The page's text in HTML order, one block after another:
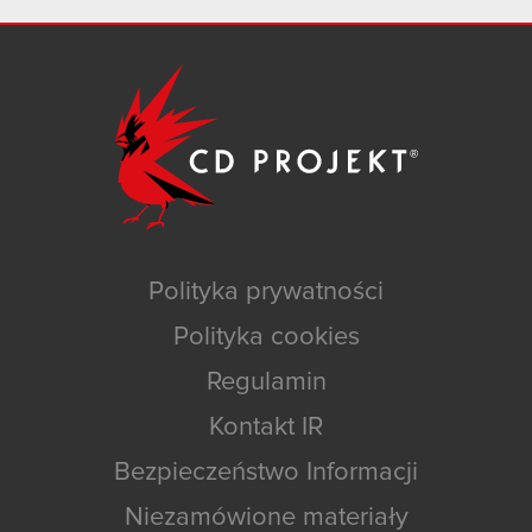
Polityka prywatności
Polityka cookies
Regulamin
Kontakt IR
Bezpieczeństwo Informacji
Niezamówione materiały